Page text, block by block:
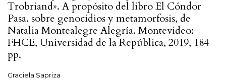
Trobriand». A propósito del libro El Cóndor
Pasa. sobre genocidios y metamorfosis, de
Natalia Montealegre Alegría. Montevideo:
FHCE, Universidad de la República, 2019, 184
pp.
Graciela Sapriza